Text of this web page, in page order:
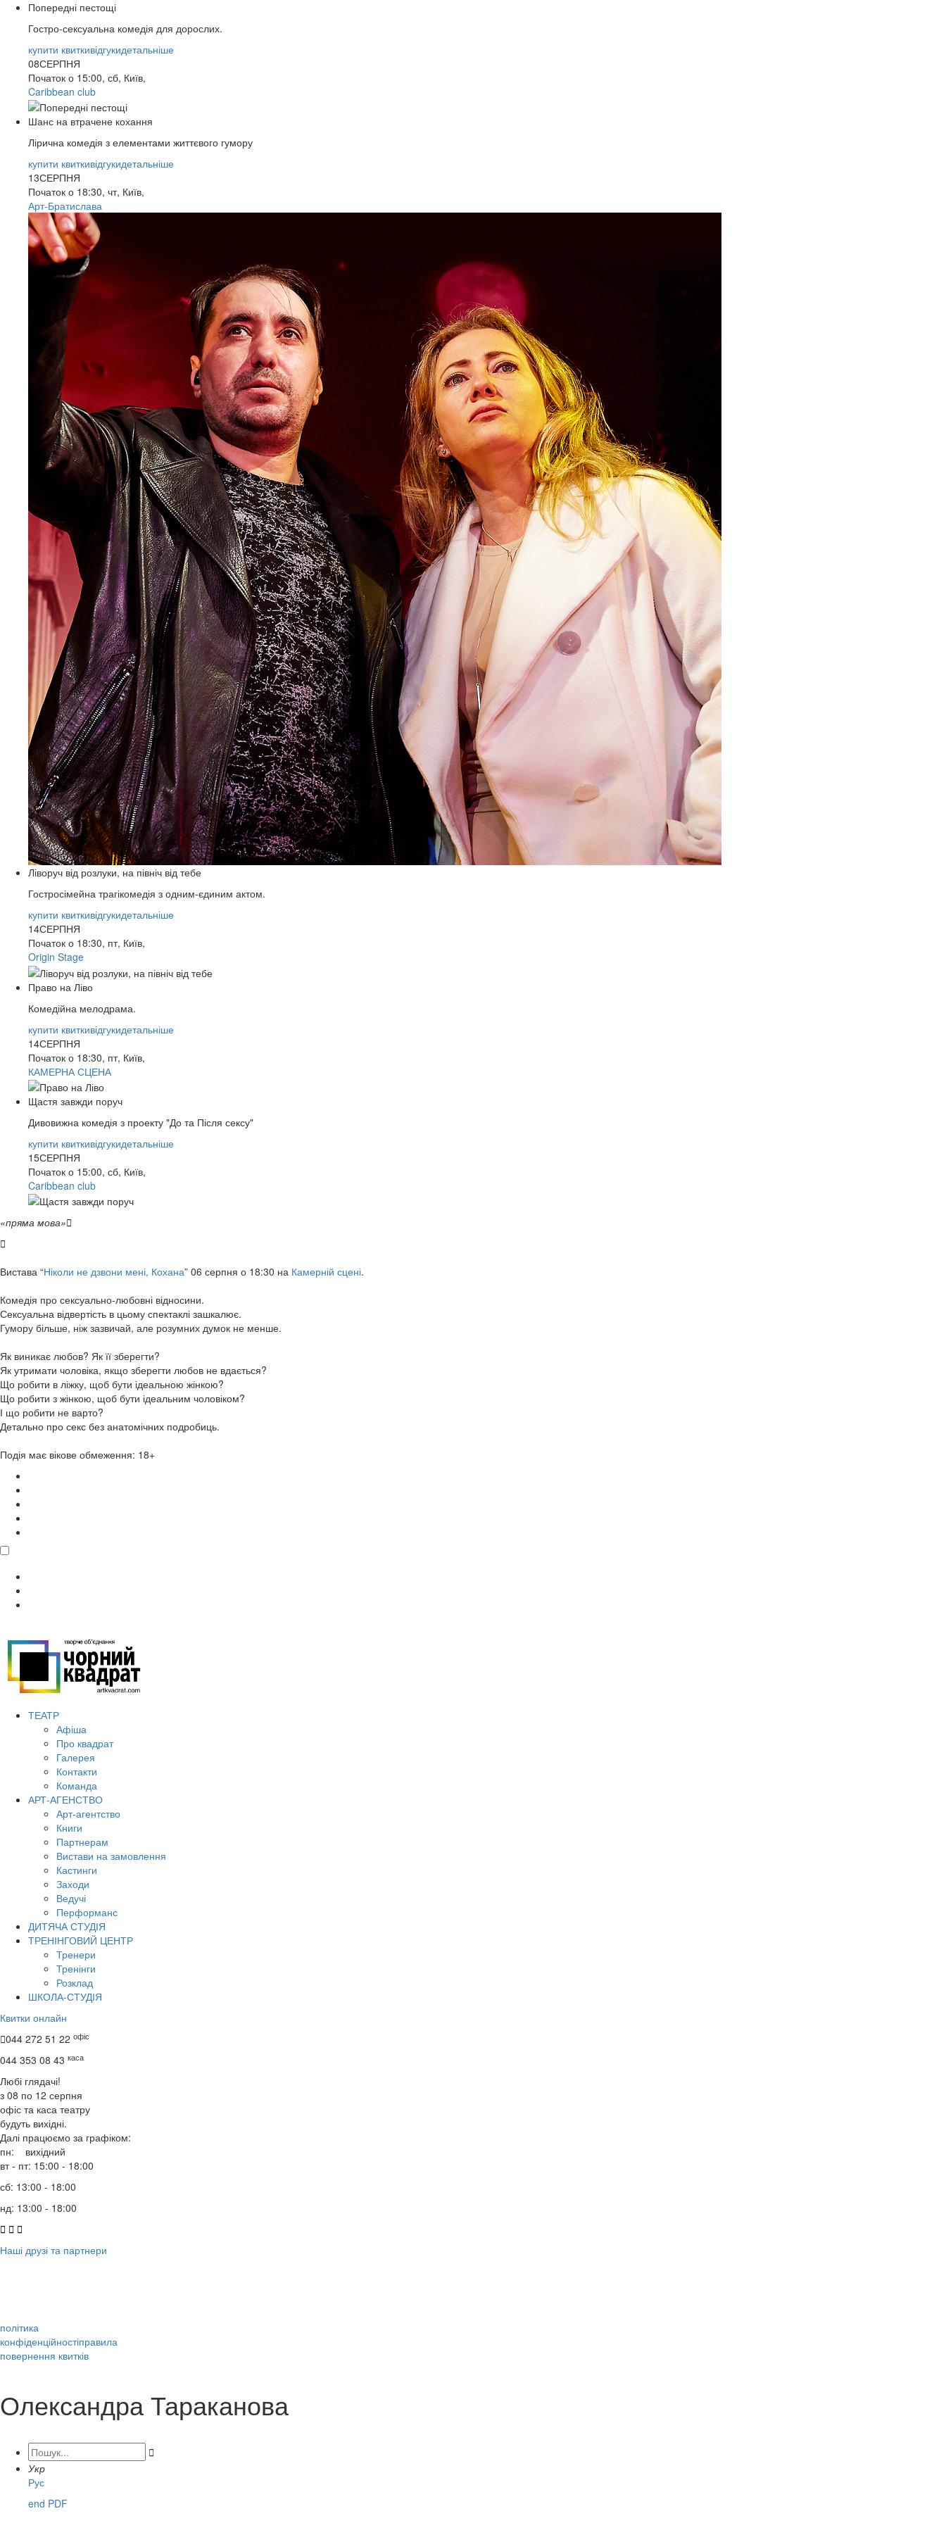
Попередні пестощі
Гостро-сексуальна комедія для дорослих.
купити квиткивідгукидетальніше
08СЕРПНЯ
Початок о 15:00, сб, Київ,
Caribbean club
Шанс на втрачене кохання
Лірична комедія з елементами життєвого гумору
купити квиткивідгукидетальніше
13СЕРПНЯ
Початок о 18:30, чт, Київ,
Арт-Братислава
Ліворуч від розлуки, на північ від тебе
Гостросімейна трагікомедія з одним-єдиним актом.
купити квиткивідгукидетальніше
14СЕРПНЯ
Початок о 18:30, пт, Київ,
Origin Stage
Право на Ліво
Комедійна мелодрама.
купити квиткивідгукидетальніше
14СЕРПНЯ
Початок о 18:30, пт, Київ,
КАМЕРНА СЦЕНА
Щастя завжди поруч
Дивовижна комедія з проекту "До та Після сексу"
купити квиткивідгукидетальніше
15СЕРПНЯ
Початок о 15:00, сб, Київ,
Caribbean club
«пряма мова»

Вистава “Ніколи не дзвони мені, Кохана” 06 серпня о 18:30 на Камерній сцені.
Комедія про сексуально-любовні відносини.
Сексуальна відвертість в цьому спектаклі зашкалює.
Гумору більше, ніж зазвичай, але розумних думок не менше.
Як виникає любов? Як її зберегти?
Як утримати чоловіка, якщо зберегти любов не вдається?
Що робити в ліжку, щоб бути ідеальною жінкою?
Що робити з жінкою, щоб бути ідеальним чоловіком?
І що робити не варто?
Детально про секс без анатомічних подробиць.
Подія має вікове обмеження: 18+
ТЕАТР
Афіша
Про квадрат
Галерея
Контакти
Команда
АРТ-АГЕНСТВО
Арт-агентство
Книги
Партнерам
Вистави на замовлення
Кастинги
Заходи
Ведучі
Перформанс
ДИТЯЧА СТУДІЯ
ТРЕНІНГОВИЙ ЦЕНТР
Тренери
Тренінги
Розклад
ШКОЛА-СТУДІЯ
Квитки онлайн
044 272 51 22 офіс
044 353 08 43 каса
Любі глядачі!
з 08 по 12 серпня
офіс та каса театру
будуть вихідні.
Далі працюємо за графіком:
пн: вихідний
вт - пт: 15:00 - 18:00
сб: 13:00 - 18:00
нд: 13:00 - 18:00
  
Наші друзі та партнери
політика
конфіденційностіправила
повернення квитків
Олександра Тараканова

Укр
Рус
end PDF